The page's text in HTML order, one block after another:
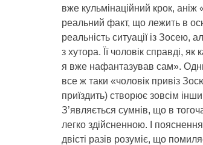
вже кульмінаційний крок,
реальний факт, що лежить в
реальність ситуації із
з хутора. Її чоловік справді, як
я вже нафантазував сам».
все ж таки «чоловік привіз
приїздить) створює зовсім
З’являється сумнів, що в
легко здійсненною. І
двісті разів розуміє, що